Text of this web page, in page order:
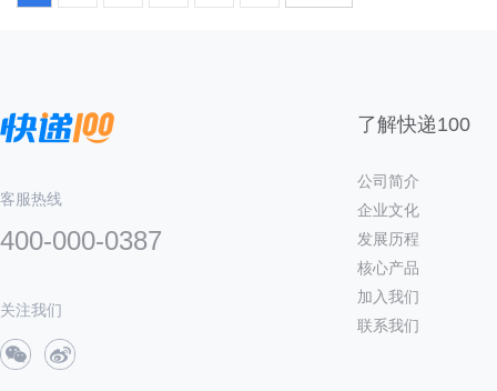
客服热线
400-000-0387
关注我们
了解快递100
公司简介
企业文化
发展历程
核心产品
加入我们
联系我们